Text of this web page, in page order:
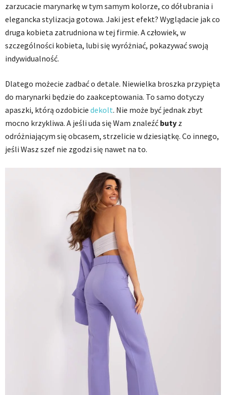
zarzucacie marynarkę w tym samym kolorze, co dół ubrania i
elegancka stylizacja gotowa. Jaki jest efekt? Wyglądacie jak co
druga kobieta zatrudniona w tej firmie. A człowiek, w
szczególności kobieta, lubi się wyróżniać, pokazywać swoją
indywidualność.
Dlatego możecie zadbać o detale. Niewielka broszka przypięta
do marynarki będzie do zaakceptowania. To samo dotyczy
apaszki, którą ozdobicie dekolt. Nie może być jednak zbyt
mocno krzykliwa. A jeśli uda się Wam znaleźć buty z
odróżniającym się obcasem, strzelicie w dziesiątkę. Co innego,
jeśli Wasz szef nie zgodzi się nawet na to.